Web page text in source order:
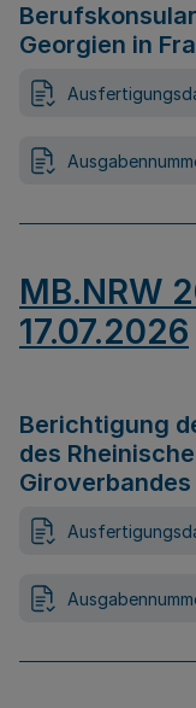
Georgien in
MB.NRW
17.07.2026
Berichtigung
des
Giroverbandes